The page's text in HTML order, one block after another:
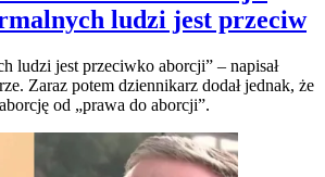
ludzi jest przeciw
ludzi jest przeciwko aborcji” – napisał
Zaraz potem dziennikarz dodał jednak, że
od „prawa do aborcji”.